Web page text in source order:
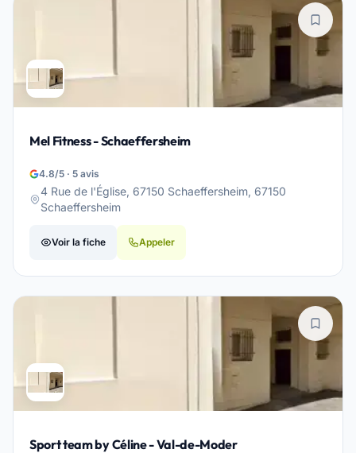
Mel Fitness - Schaeffersheim
4.8/5 · 5 avis
4 Rue de l'Église, 67150 Schaeffersheim, 67150
Schaeffersheim
Voir la fiche Appeler
Sport team by Céline - Val-de-Moder